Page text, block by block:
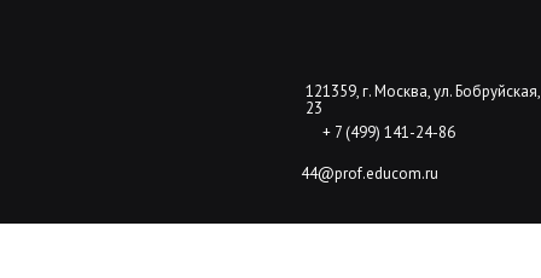
121359, г. Москва, ул.
23
44@prof.educom.ru
+ 7 (499) 141-24-86